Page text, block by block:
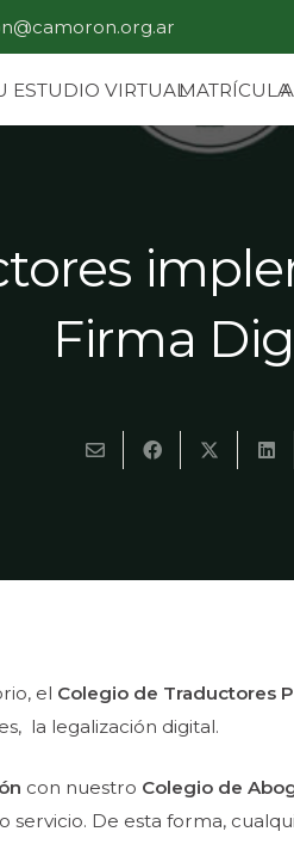
ESTUDIO VIRTUALMATRÍCULA
Firma
el Colegio de Traductores
la legalización digital.
con nuestro Colegio de
servicio. De esta forma,